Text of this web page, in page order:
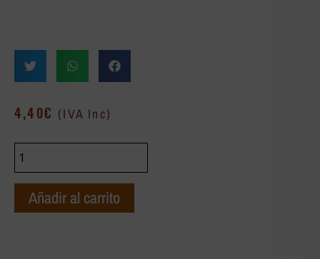
4,40€ (IVA Inc)
Añadir al carrito